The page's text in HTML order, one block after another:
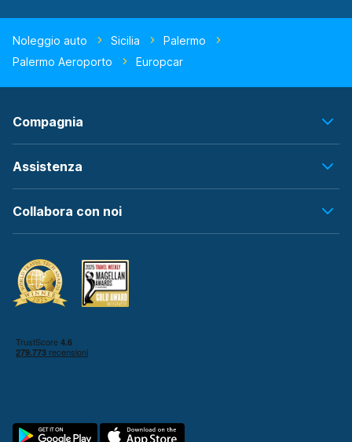
Noleggio auto Sicilia
Palermo
Palermo Aeroporto
Europcar
Compagnia
Assistenza
Collabora con noi